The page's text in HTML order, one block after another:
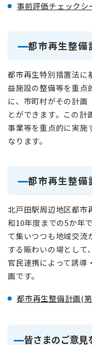
事前評価チェック
都市再生整備
都市再生特別措置法に
益施設の整備等を重点
に、市町村がその計画
とができます。この計
事業等を重点的に実施
なります。
都市再生整備
北戸田駅周辺地区都市
和10年度までの5か年
て集いつつも地域交流
する賑わいの場として
官民連携によって誘導
画です。
都市再生整備計画(
皆さまのご意見